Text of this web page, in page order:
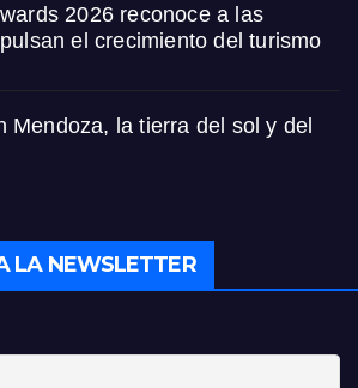
2026 reconoce a las
el crecimiento del turismo
Mendoza, la tierra del sol y del
LA NEWSLETTER